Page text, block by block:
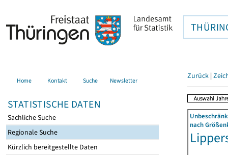
Home Kontakt Suche Newsletter
STATISTISCHE DATEN
Sachliche Suche
Regionale Suche
Kürzlich bereitgestellte Daten
Zurück |
nach